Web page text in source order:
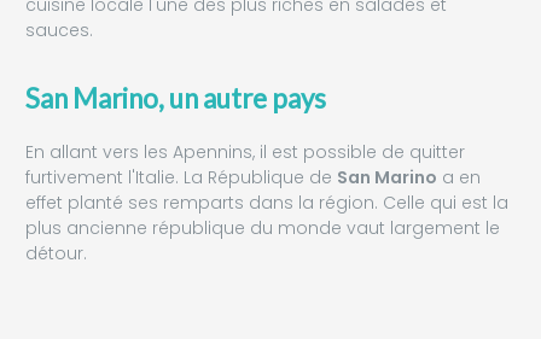
cuisine locale l'une des plus riches en salades et
sauces.
San Marino, un autre pays
En allant vers les Apennins, il est possible de quitter
furtivement l'Italie. La République de San Marino a en
effet planté ses remparts dans la région. Celle qui est la
plus ancienne république du monde vaut largement le
détour.